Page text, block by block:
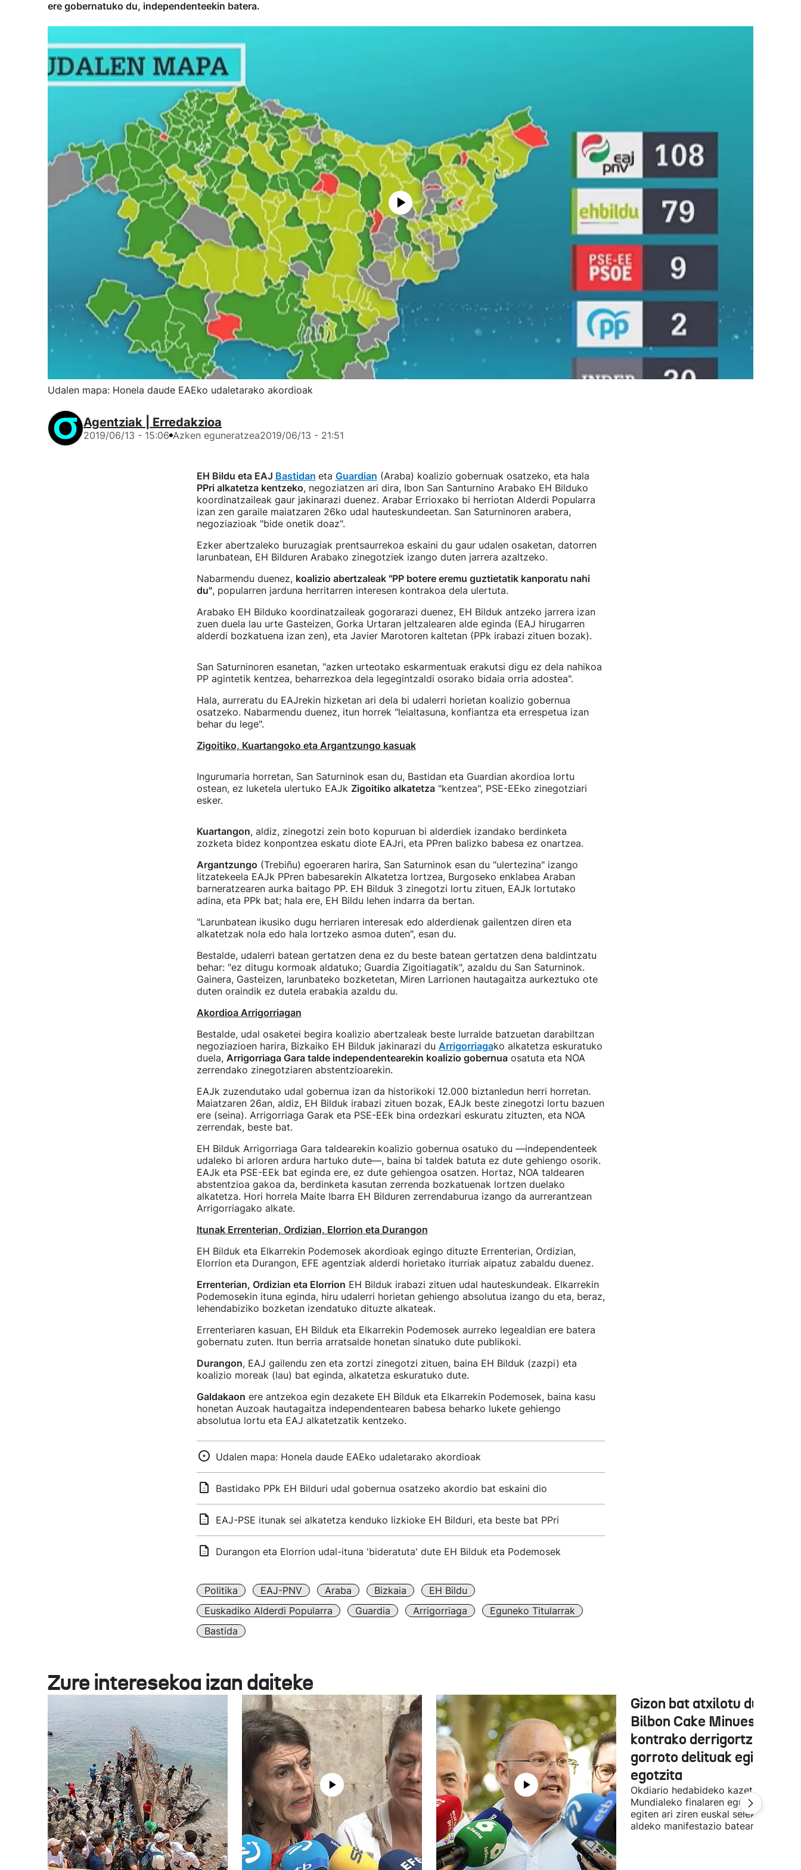
ere gobernatuko du, independenteekin batera.
Udalen mapa: Honela daude EAEko udaletarako akordioak
Agentziak | Erredakzioa
2019/06/13 - 15:06 Azken eguneratzea2019/06/13 - 21:51
EH Bildu eta EAJ Bastidan eta Guardian (Araba) koalizio gobernuak osatzeko, eta hala
PPri alkatetza kentzeko, negoziatzen ari dira, Ibon San Santurnino Arabako EH Bilduko
koordinatzaileak gaur jakinarazi duenez. Arabar Errioxako bi herriotan Alderdi Popularra
izan zen garaile maiatzaren 26ko udal hauteskundeetan. San Saturninoren arabera,
negoziazioak "bide onetik doaz".
Ezker abertzaleko buruzagiak prentsaurrekoa eskaini du gaur udalen osaketan, datorren
larunbatean, EH Bilduren Arabako zinegotziek izango duten jarrera azaltzeko.
Nabarmendu duenez, koalizio abertzaleak "PP botere eremu guztietatik kanporatu nahi
du", popularren jarduna herritarren interesen kontrakoa dela ulertuta.
Arabako EH Bilduko koordinatzaileak gogorarazi duenez, EH Bilduk antzeko jarrera izan
zuen duela lau urte Gasteizen, Gorka Urtaran jeltzalearen alde eginda (EAJ hirugarren
alderdi bozkatuena izan zen), eta Javier Marotoren kaltetan (PPk irabazi zituen bozak).
San Saturninoren esanetan, "azken urteotako eskarmentuak erakutsi digu ez dela nahikoa
PP agintetik kentzea, beharrezkoa dela legegintzaldi osorako bidaia orria adostea".
Hala, aurreratu du EAJrekin hizketan ari dela bi udalerri horietan koalizio gobernua
osatzeko. Nabarmendu duenez, itun horrek "leialtasuna, konfiantza eta errespetua izan
behar du lege".
Zigoitiko, Kuartangoko eta Argantzungo kasuak
Ingurumaria horretan, San Saturninok esan du, Bastidan eta Guardian akordioa lortu
ostean, ez luketela ulertuko EAJk Zigoitiko alkatetza"kentzea", PSE-EEko zinegotziari
esker.
Kuartangon, aldiz, zinegotzi zein boto kopuruan bi alderdiek izandako berdinketa
zozketa bidez konpontzea eskatu diote EAJri, eta PPren balizko babesa ez onartzea.
Argantzungo (Trebiñu) egoeraren harira, San Saturninok esan du "ulertezina" izango
litzatekeela EAJk PPren babesarekin Alkatetza lortzea, Burgoseko enklabea Araban
barneratzearen aurka baitago PP. EH Bilduk 3 zinegotzi lortu zituen, EAJk lortutako
adina, eta PPk bat; hala ere, EH Bildu lehen indarra da bertan.
"Larunbatean ikusiko dugu herriaren interesak edo alderdienak gailentzen diren eta
alkatetzak nola edo hala lortzeko asmoa duten", esan du.
Bestalde, udalerri batean gertatzen dena ez du beste batean gertatzen dena baldintzatu
behar: "ez ditugu kormoak aldatuko; Guardia Zigoitiagatik", azaldu du San Saturninok.
Gainera, Gasteizen, larunbateko bozketetan, Miren Larrionen hautagaitza aurkeztuko ote
duten oraindik ez dutela erabakia azaldu du.
Akordioa Arrigorriagan
Bestalde, udal osaketei begira koalizio abertzaleak beste lurralde batzuetan darabiltzan
negoziazioen harira, Bizkaiko EH Bilduk jakinarazi du Arrigorriagako alkatetza eskuratuko
duela, Arrigorriaga Gara talde independentearekin koalizio gobernuaosatuta eta NOA
zerrendako zinegotziaren abstentzioarekin.
EAJk zuzendutako udal gobernua izan da historikoki 12.000 biztanledun herri horretan.
Maiatzaren 26an, aldiz, EH Bilduk irabazi zituen bozak, EAJk beste zinegotzi lortu bazuen
ere (seina). Arrigorriaga Garak eta PSE-EEk bina ordezkari eskuratu zituzten, eta NOA
zerrendak, beste bat.
EH Bilduk Arrigorriaga Gara taldearekin koalizio gobernua osatuko du —independenteek
udaleko bi arloren ardura hartuko dute—, baina bi taldek batuta ez dute gehiengo osorik.
EAJk eta PSE-EEk bat eginda ere, ez dute gehiengoa osatzen. Hortaz, NOA taldearen
abstentzioa gakoa da, berdinketa kasutan zerrenda bozkatuenak lortzen duelako
alkatetza. Hori horrela Maite Ibarra EH Bilduren zerrendaburua izango da aurrerantzean
Arrigorriagako alkate.
Itunak Errenterian, Ordizian, Elorrion eta Durangon
EH Bilduk eta Elkarrekin Podemosek akordioak egingo dituzte Errenterian, Ordizian,
Elorrion eta Durangon, EFE agentziak alderdi horietako iturriak aipatuz zabaldu duenez.
Errenterian, Ordizian eta Elorrion EH Bilduk irabazi zituen udal hauteskundeak. Elkarrekin
Podemosekin ituna eginda, hiru udalerri horietan gehiengo absolutua izango du eta, beraz,
lehendabiziko bozketan izendatuko dituzte alkateak.
Errenteriaren kasuan, EH Bilduk eta Elkarrekin Podemosek aurreko legealdian ere batera
gobernatu zuten. Itun berria arratsalde honetan sinatuko dute publikoki.
Durangon, EAJ gailendu zen eta zortzi zinegotzi zituen, baina EH Bilduk (zazpi) eta
koalizio moreak (lau) bat eginda, alkatetza eskuratuko dute.
Galdakaon ere antzekoa egin dezakete EH Bilduk eta Elkarrekin Podemosek, baina kasu
honetan Auzoak hautagaitza independentearen babesa beharko lukete gehiengo
absolutua lortu eta EAJ alkatetzatik kentzeko.
Udalen mapa: Honela daude EAEko udaletarako akordioak
Bastidako PPk EH Bilduri udal gobernua osatzeko akordio bat eskaini dio
EAJ-PSE itunak sei alkatetza kenduko lizkioke EH Bilduri, eta beste bat PPri
Durangon eta Elorrion udal-ituna 'bideratuta' dute EH Bilduk eta Podemosek
Politika EAJ-PNV Araba Bizkaia
EH Bildu
Euskadiko Alderdi Popularra
Guardia Arrigorriaga
Eguneko Titularrak
Bastida
Zure interesekoa izan daiteke
Gizon bat atxilotu dute,
Bilbon Cake Minuesaren
kontrako derrigortze eta
gorroto delituak egitea
egotzita
Okdiario hedabideko kazetaria
Mundialeko finalaren egunean Bilbon
egiten ari ziren euskal selekzioaren
aldeko manifestazio batean zegoen.